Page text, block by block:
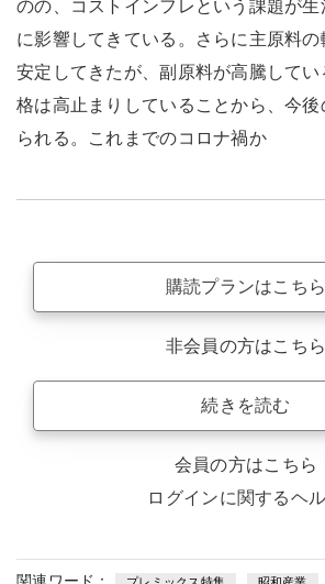
のの、コストインフレという課題が
に影響してきている。さらに主原料
安定してきたが、副原料が高騰して
格は高止まりしていることから、今後
られる。これまでのコロナ禍か
購読プランはこちら
非会員の方はこちら
続きを読む
会員の方はこちら
ログインに関するヘ